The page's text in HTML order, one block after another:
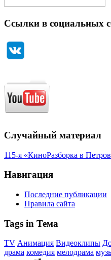
Ссылки в социальных
Случайный материал
115-я «КиноРазборка в
Навигация
Последние публикации
Правила сайта
Tags in Тема
TV Анимация Видеоклипы
драма комедия мелодрама